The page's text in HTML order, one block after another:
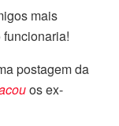
mais
postagem da
os ex-